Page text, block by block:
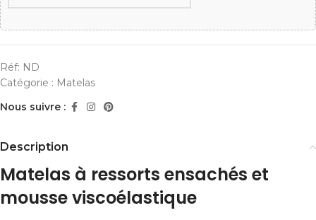
Réf: ND
Catégorie : Matelas
Nous suivre :
Description
Matelas à ressorts ensachés et
mousse viscoélastique